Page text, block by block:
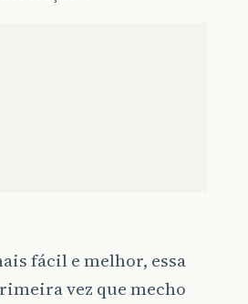
fácil e melhor, essa
vez que mecho